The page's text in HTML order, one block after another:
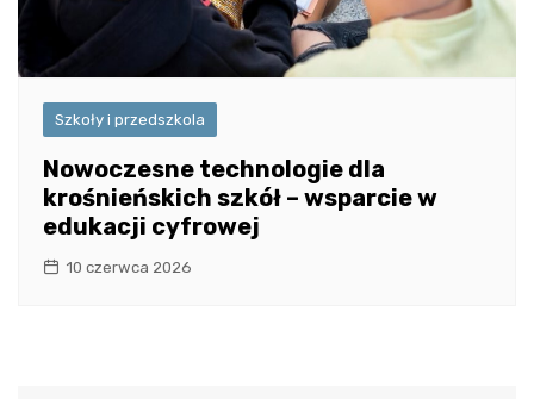
Szkoły i przedszkola
Nowoczesne technologie dla
krośnieńskich szkół – wsparcie w
edukacji cyfrowej
10 czerwca 2026